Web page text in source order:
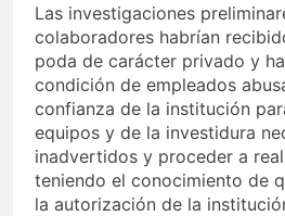
Las investigaciones
colaboradores habrían
poda de carácter privado y
condición de empleados
confianza de la institución
equipos y de la investidura
inadvertidos y proceder a
teniendo el conocimiento de
la autorización de la